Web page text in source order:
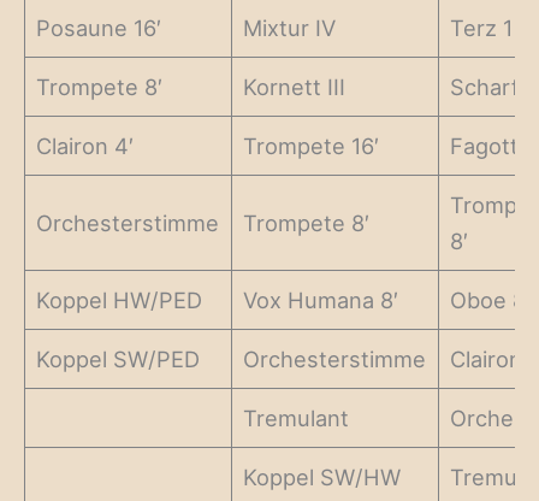
Posaune 16′ Mixtur IV Terz 1
Trompete 8′ Kornett III Scharf
Clairon 4′ Trompete 16′ Fagott
Orchesterstimme Trompete 8′
8′
Koppel HW/PED Vox Humana 8′ Oboe 8′
Koppel SW/PED Orchesterstimme Clairon
Tremulant
Koppel SW/HW